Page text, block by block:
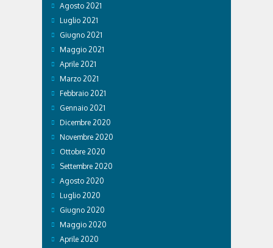
Agosto 2021
Luglio 2021
Giugno 2021
Maggio 2021
Aprile 2021
Marzo 2021
Febbraio 2021
Gennaio 2021
Dicembre 2020
Novembre 2020
Ottobre 2020
Settembre 2020
Agosto 2020
Luglio 2020
Giugno 2020
Maggio 2020
Aprile 2020